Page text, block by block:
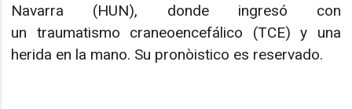
Navarra (HUN), donde ingresó con
un traumatismo craneoencefálico (TCE) y una
herida en la mano. Su pronòistico es reservado.